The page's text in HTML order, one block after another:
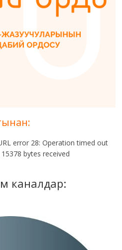
error 28: Operation timed out
bytes received
каналдар: